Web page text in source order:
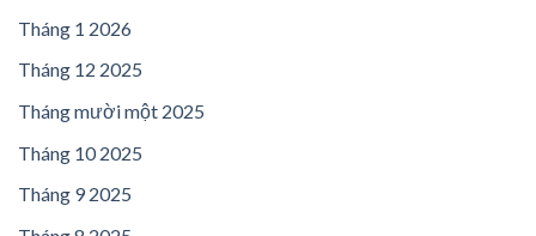
Tháng 1 2026
Tháng 12 2025
Tháng mười một 2025
Tháng 10 2025
Tháng 9 2025